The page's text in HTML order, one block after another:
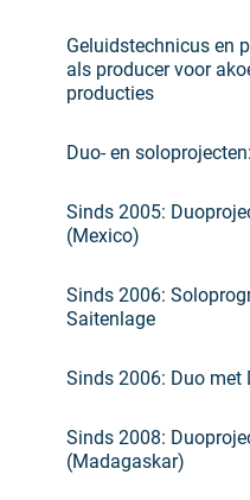
Geluidstechnicus en
als producer voor
producties
Duo- en soloprojecten:
Sinds 2005:
(Mexico)
Sinds 2006:
Saitenlage
Sinds 2006: Duo met
Sinds 2008:
(Madagaskar)